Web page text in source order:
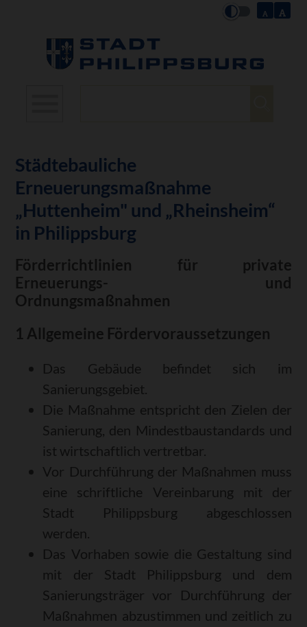
Städtebauliche
Erneuerungsmaßnahme
„Huttenheim" und „Rheinsheim“
in Philippsburg
Förderrichtlinien für private
Erneuerungs- und
Ordnungsmaßnahmen
1 Allgemeine Fördervoraussetzungen
Das Gebäude befindet sich im
Sanierungsgebiet.
Die Maßnahme entspricht den Zielen der
Sanierung, den Mindestbaustandards und
ist wirtschaftlich vertretbar.
Vor Durchführung der Maßnahmen muss
eine schriftliche Vereinbarung mit der
Stadt Philippsburg abgeschlossen
werden.
Das Vorhaben sowie die Gestaltung sind
mit der Stadt Philippsburg und dem
Sanierungsträger vor Durchführung der
Maßnahmen abzustimmen und zeitlich zu